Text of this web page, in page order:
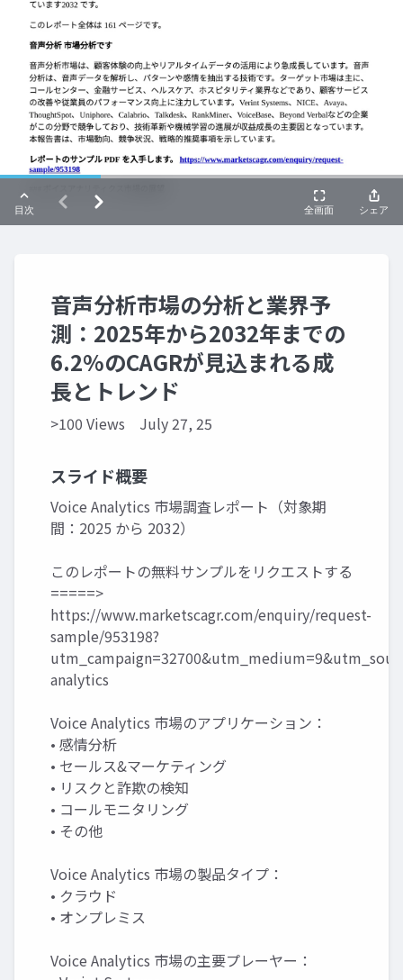
音声分析市場の分析と業界予
測：2025年から2032年までの
6.2%のCAGRが見込まれる成
長とトレンド
>100 Views July 27, 25
スライド概要
Voice Analytics 市場調査レポート（対象期
間：2025 から 2032）
このレポートの無料サンプルをリクエストする
=====>
https://www.marketscagr.com/enquiry/request-
sample/953198?
analytics
Voice Analytics 市場のアプリケーション：
• 感情分析
• セールス&マーケティング
• リスクと詐欺の検知
• コールモニタリング
• その他
Voice Analytics 市場の製品タイプ：
• クラウド
• オンプレミス
Voice Analytics 市場の主要プレーヤー：